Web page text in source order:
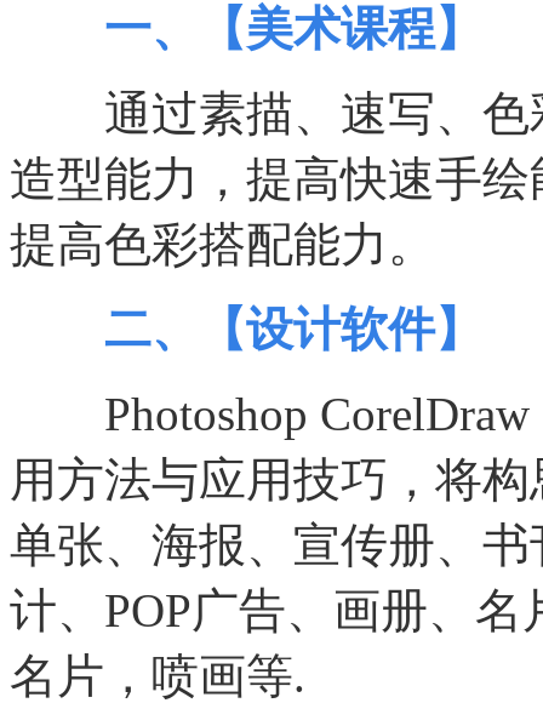
一、【美术课程】
通过素描、速写、色
造型能力，提高快速手
提高色彩搭配能力。
二、【设计软件】
Photoshop CorelDraw
用方法与应用技巧，将
单张、海报、宣传册、
计、POP广告、画册、
名片，喷画等.